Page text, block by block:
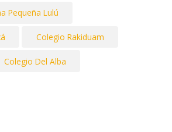
Pequeña Lulú
Colegio Rakiduam
Colegio Del Alba